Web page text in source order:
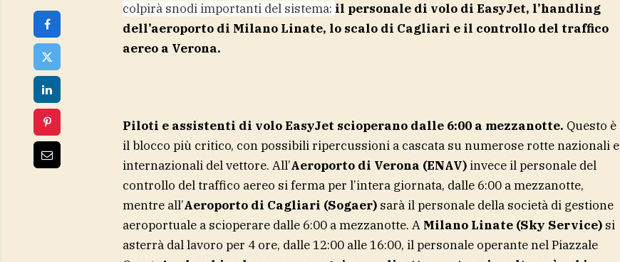
colpirà snodi importanti del sistema: il personale di volo di EasyJet, l’handling
dell’aeroporto di Milano Linate, lo scalo di Cagliari e il controllo del traffico
aereo a Verona.
Piloti e assistenti di volo EasyJet scioperano dalle 6:00 a mezzanotte. Questo è
il blocco più critico, con possibili ripercussioni a cascata su numerose rotte nazionali e
internazionali del vettore. All’Aeroporto di Verona (ENAV) invece il personale del
controllo del traffico aereo si ferma per l’intera giornata, dalle 6:00 a mezzanotte,
mentre all’Aeroporto di Cagliari (Sogaer)sarà il personale della società di gestione
aeroportuale a scioperare dalle 6:00 a mezzanotte. A Milano Linate (Sky Service)si
asterrà dal lavoro per 4 ore, dalle 12:00 alle 16:00, il personale operante nel Piazzale